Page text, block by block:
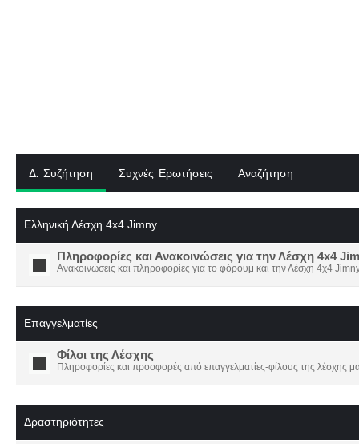
Δ. Συζήτηση Συχνές Ερωτήσεις Αναζήτηση
Ελληνική Λέσχη 4x4 Jimny
Πληροφορίες και Ανακοινώσεις για την Λέσχη 4x4
Ανακοινώσεις και πληροφορίες για το φόρουμ και την Λέσχη 4χ4
Επαγγελματίες
Φίλοι της Λέσχης
Πληροφορίες και προσφορές από επαγγελματίες-φίλους της λέσχης
Δραστηριότητες